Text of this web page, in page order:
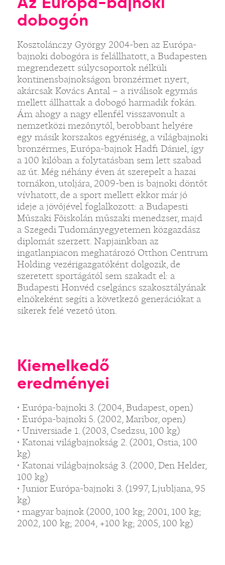
dobogón
Kosztolánczy György 2004-ben az Európa-
bajnoki dobogóra is felállhatott, a Budapesten
megrendezett súlycsoportok nélküli
kontinensbajnokságon bronzérmet nyert,
akárcsak Kovács Antal – a riválisok egymás
mellett állhattak a dobogó harmadik fokán.
Ám ahogy a nagy ellenfél visszavonult a
nemzetközi mezőnytől, berobbant helyére
egy másik korszakos egyéniség, a világbajnoki
bronzérmes, Európa-bajnok Hadfi Dániel, így
a 100 kilóban a folytatásban sem lett szabad
az út. Még néhány éven át szerepelt a hazai
tornákon, utoljára, 2009-ben is bajnoki döntőt
vívhatott, de a sport mellett ekkor már jó
ideje a jövőjével foglalkozott: a Budapesti
Műszaki Főiskolán műszaki menedzser, majd
a Szegedi Tudományegyetemen közgazdász
diplomát szerzett. Napjainkban az
ingatlanpiacon meghatározó Otthon Centrum
Holding vezérigazgatóként dolgozik, de
szeretett sportágától sem szakadt el: a
Budapesti Honvéd cselgáncs szakosztályának
elnökeként segíti a következő generációkat a
sikerek felé vezető úton.
Kiemelkedő
eredményei
• Európa-bajnoki 3. (2004, Budapest, open)
• Európa-bajnoki 5. (2002, Maribor, open)
• Universiade 1. (2003, Csedzsu, 100 kg)
• Katonai világbajnokság 2. (2001, Ostia, 100
kg)
• Katonai világbajnokság 3. (2000, Den Helder,
100 kg)
• Junior Európa-bajnoki 3. (1997, Ljubljana, 95
kg)
• magyar bajnok (2000, 100 kg; 2001, 100 kg;
2002, 100 kg; 2004, +100 kg; 2005, 100 kg)